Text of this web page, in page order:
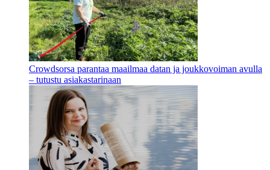
Crowdsorsa parantaa maailmaa datan ja joukkovoiman avulla
– tutustu asiakastarinaan